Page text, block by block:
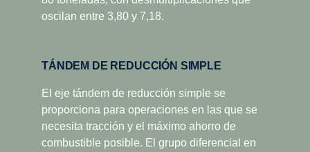
oscilan entre 3,80 y 7,18.
TÁNDEM DE REDUCCIÓN SIMPLE
El eje tándem de reducción simple se
proporciona para operaciones en las que se
necesita tracción y el máximo ahorro de
combustible posible. El grupo diferencial en